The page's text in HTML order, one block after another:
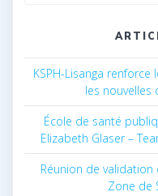
KSPH-Lisanga
les nouvelles
École de santé
Elizabeth Glaser –
Réunion de
Zone de